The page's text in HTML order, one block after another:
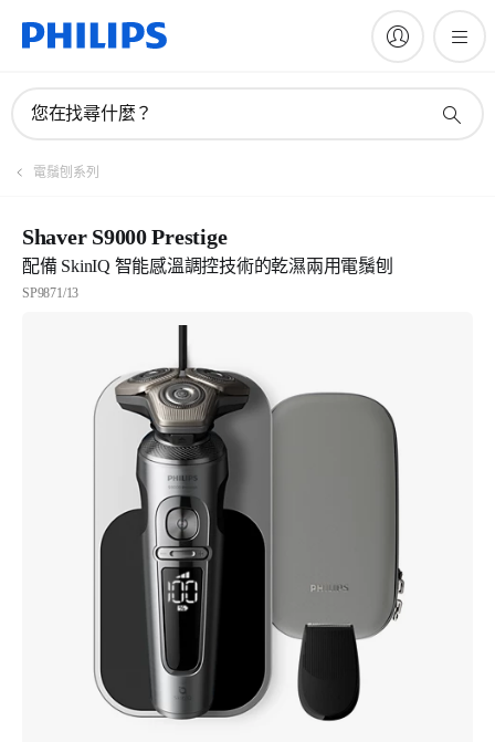
您在找尋什麼？
電鬚刨系列
Shaver S9000 Prestige
配備 SkinIQ 智能感溫調控技術的乾濕兩用電鬚刨
SP9871/13